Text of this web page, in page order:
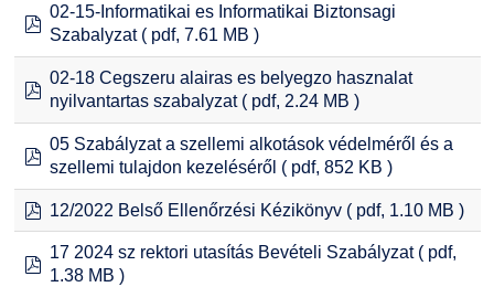
pdf
02-15-Informatikai es Informatikai Biztonsagi
Szabalyzat ( pdf, 7.61 MB )
pdf
02-18 Cegszeru alairas es belyegzo hasznalat
nyilvantartas szabalyzat ( pdf, 2.24 MB )
pdf
05 Szabályzat a szellemi alkotások védelméről és a
szellemi tulajdon kezeléséről ( pdf, 852 KB )
pdf12/2022 Belső Ellenőrzési Kézikönyv ( pdf, 1.10 MB )
pdf
17 2024 sz rektori utasítás Bevételi Szabályzat ( pdf,
1.38 MB )